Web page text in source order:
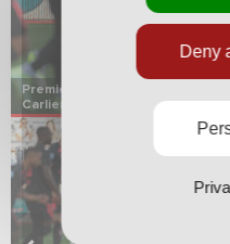
Premier but sous les couleurs
Carlier.
1 13
Deny